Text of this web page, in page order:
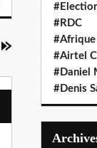
#RDC
#Airtel
#Daniel
#Denis